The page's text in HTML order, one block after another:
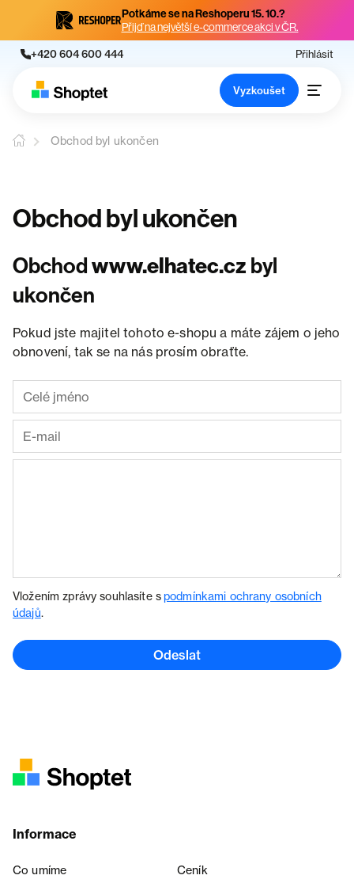
Potkáme se na Reshoperu 15. 10.?
Přijď na největší e-commerce akci v ČR.
+420 604 600 444 Přihlásit
Vyzkoušet
Obchod byl ukončen
Obchod byl ukončen
Obchodwww.elhatec.cz byl
ukončen
Pokud jste majitel tohoto e-shopu a máte zájem o jeho
obnovení, tak se na nás prosím obraťte.
Vložením zprávy souhlasíte spodmínkami ochrany osobních
údajů.
Odeslat
Informace
Co umíme
Ceník